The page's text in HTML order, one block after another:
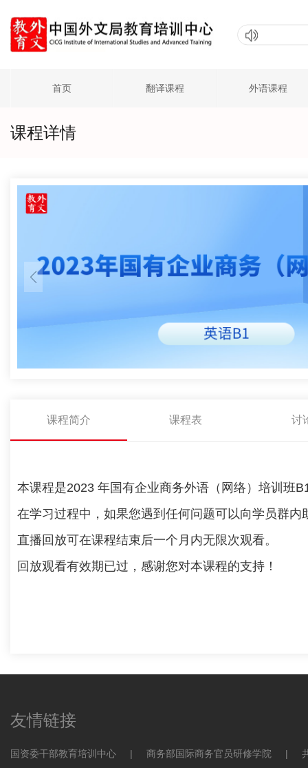
首页 翻译课程 外语课程
课程详情
课程简介 课程表 讨
本课程是2023 年国有企业商务外语（网络）培训班
在学习过程中，如果您遇到任何问题可以向学员群内
直播回放可在课程结束后一个月内无限次观看。
回放观看有效期已过，感谢您对本课程的支持！
友情链接
国资委干部教育培训中心 | 商务部国际商务官员研修学院 |